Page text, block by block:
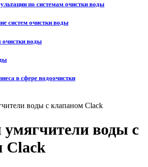
по системам очистки воды
систем очистки воды
очистки воды
в сфере водоочистки
воды с клапаном Clack
воды с
Clack